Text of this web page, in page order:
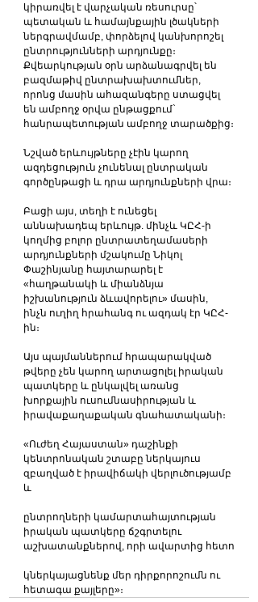
կիրառվել է վարչական ռեսուրսը՝
պետական և համայնքային լծակների
ներգրավմամբ, փորձելով կանխորոշել
ընտրությունների արդյունքը։
Քվեարկության օրն արձանագրվել են
բազմաթիվ ընտրախախտումներ,
որոնց մասին ահազանգերը ստացվել
են ամբողջ օրվա ընթացքում`
հանրապետության ամբողջ տարածքից։
Նշված երևույթները չէին կարող
ազդեցություն չունենալ ընտրական
գործընթացի և դրա արդյունքների վրա։
Բացի այս, տեղի է ունեցել
աննախադեպ երևույթ. մինչև ԿԸՀ-ի
կողմից բոլոր ընտրատեղամասերի
արդյունքների մշակումը Նիկոլ
Փաշինյանը հայտարարել է
«հաղթանակի և միանձնյա
իշխանություն ձևավորելու» մասին,
ինչն ուղիղ հրահանգ ու ազդակ էր ԿԸՀ-
ին։
Այս պայմաններում հրապարակված
թվերը չեն կարող արտացոլել իրական
պատկերը և ընկալվել առանց
խորքային ուսումնասիրության և
իրավաքաղաքական գնահատականի։
«Ուժեղ Հայաստան» դաշինքի
կենտրոնական շտաբը ներկայուս
զբաղված է իրավիճակի վերլուծությամբ
և
ընտրողների կամարտահայտության
իրական պատկերը ճշգրտելու
աշխատանքներով, որի ավարտից հետո
կներկայացնենք մեր դիրքորոշումն ու
հետագա քայլերը»։